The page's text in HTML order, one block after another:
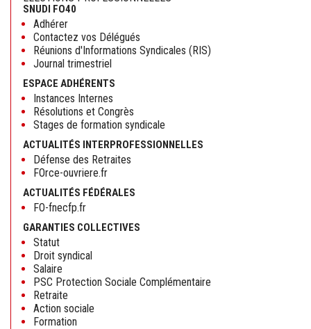
SNUDI FO40
Adhérer
Contactez vos Délégués
Réunions d'Informations Syndicales (RIS)
Journal trimestriel
ESPACE ADHÉRENTS
Instances Internes
Résolutions et Congrès
Stages de formation syndicale
ACTUALITÉS INTERPROFESSIONNELLES
Défense des Retraites
FOrce-ouvriere.fr
ACTUALITÉS FÉDÉRALES
FO-fnecfp.fr
GARANTIES COLLECTIVES
Statut
Droit syndical
Salaire
PSC Protection Sociale Complémentaire
Retraite
Action sociale
Formation